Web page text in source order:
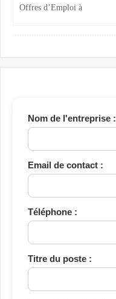
Offres d’Emploi à
Nom de l'entreprise :
Email de contact :
Téléphone :
Titre du poste :